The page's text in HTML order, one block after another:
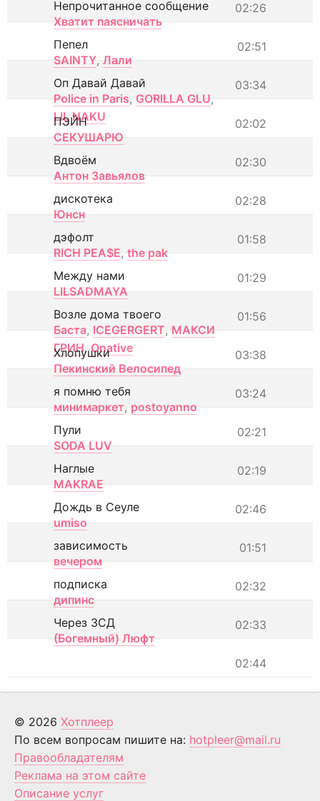
02:26
Непрочитанное сообщение
Хватит паясничать
02:51
Пепел
SAINTY, Лали
03:34
Оп Давай Давай
Police in Paris, GORILLA GLU,
LIL NAKU
02:02
ПЭЙН
СЕКУШАРЮ
02:30
Вдвоём
Антон Завьялов
02:28
дискотека
Юнсн
01:58
дэфолт
RICH PEA$E, the pak
01:29
Между нами
LILSADMAYA
01:56
Возле дома твоего
Баста, ICEGERGERT, МАКСИ
ГРИН, Onative 03:38
Хлопушки
Пекинский Велосипед
03:24
я помню тебя
минимаркет, postoyanno
02:21
Пули
SODA LUV
02:19
Наглые
MAKRAE
02:46
Дождь в Сеуле
umiso
01:51
зависимость
вечером
02:32
подписка
дипинс
02:33
Через ЗСД
(Богемный) Люфт
02:44
© 2026 Хотплеер
По всем вопросам пишите на: hotpleer@mail.ru
Правообладателям
Реклама на этом сайте
Описание услуг